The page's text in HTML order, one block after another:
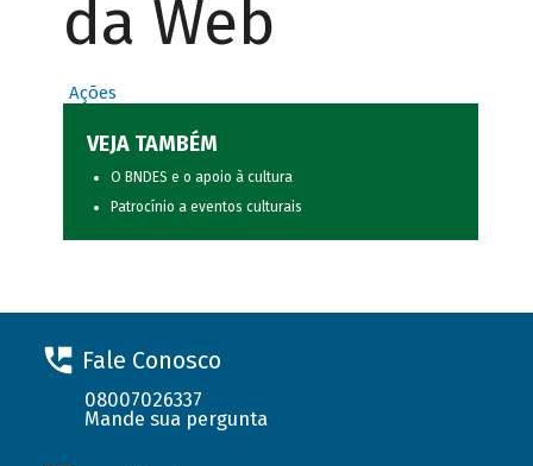
da Web
Ações
VEJA TAMBÉM
O BNDES e o apoio à cultura
Patrocínio a eventos culturais
Fale Conosco
08007026337
Mande sua pergunta